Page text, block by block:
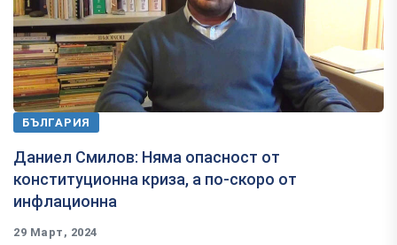
БЪЛГАРИЯ
Даниел Смилов: Няма опасност от
конституционна криза, а по-скоро от
инфлационна
29 Март, 2024